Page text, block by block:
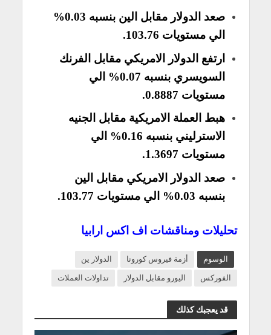
صعد الدولار مقابل الين بنسبه 0.03%
الي مستويات 103.76.
ارتفع الدولار الامريكي مقابل الفرنك
السويسري بنسبه 0.07% الي
مستويات 0.8887.
هبط العملة الامريكية مقابل الجنيه
الاسترليني بنسبه 0.16% الي
مستويات 1.3697.
صعد الدولار الامريكي مقابل الين
بنسبه 0.03% الي مستويات 103.77.
تحليلات ومناقشات اف اكس ارابيا
الوسوم أزمة فيروس كورونا
الدولار ين
الفوركس
اليورو مقابل الدولار تداولات العملات
قد يعجبك كذلك